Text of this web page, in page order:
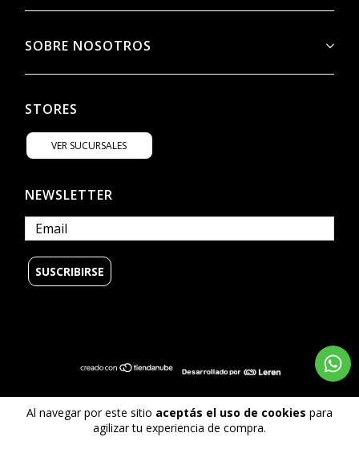
Al navegar por este sitio aceptás el uso de cookies para
agilizar tu experiencia de compra.
SOBRE NOSOTROS
STORES
VER SUCURSALES
NEWSLETTER
© Copyright Billabong Argentina - 2026
Todos los derechos reservados.